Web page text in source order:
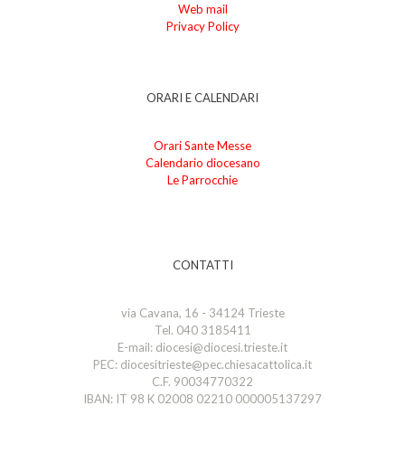
Web mail
Privacy Policy
ORARI E CALENDARI
Orari Sante Messe
Calendario diocesano
Le Parrocchie
CONTATTI
via Cavana, 16 - 34124 Trieste
Tel. 040 3185411
E-mail: diocesi@diocesi.trieste.it
PEC: diocesitrieste@pec.chiesacattolica.it
C.F. 90034770322
IBAN: IT 98 K 02008 02210 000005137297